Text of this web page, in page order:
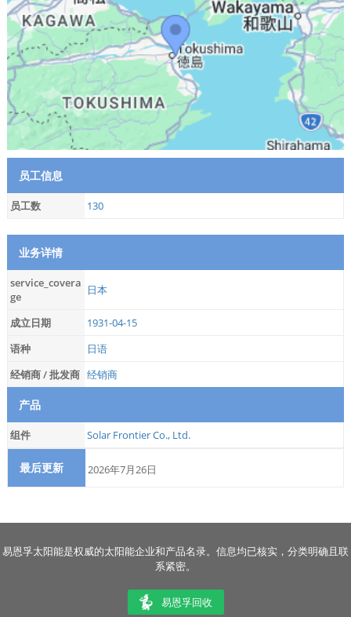
员工信息
员工数 130
业务详情
service_covera
ge
日本
成立日期
1931-04-15
语种
日语
经销商 / 批发商 经销商
产品
组件 Solar Frontier Co., Ltd.
最后更新 2026年7月26日
易恩孚太阳能是权威的太阳能企业和产品名录。信息均已核实，分类明确且联
系紧密。
易恩孚回收